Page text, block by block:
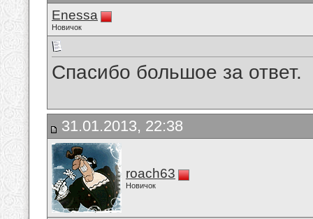
Enessa
Новичок
Спасибо большое за ответ.
31.01.2013, 22:38
roach63
Новичок